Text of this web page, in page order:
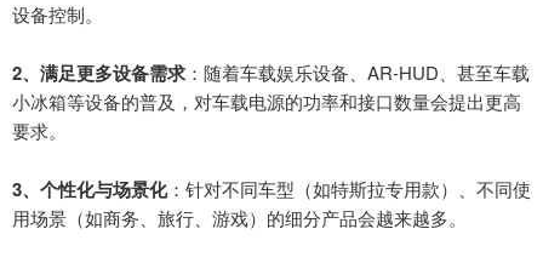
设备控制。
2、 满足更多设备需求 ：随着车载娱乐设备、 AR-HUD、甚至车载
小冰箱等设备的普及，对车载电源的功率和接口数量会提出更高
要求。
3、 个性化与场景化：针对不同车型（如特斯拉专用款）、不同使
用场景（如商务、旅行、游戏）的细分产品会越来越多。